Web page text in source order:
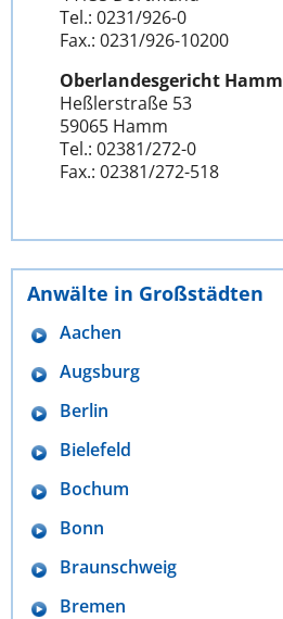
Tel.: 0231/926-0
Fax.: 0231/926-10200
Oberlandesgericht Hamm
Heßlerstraße 53
59065 Hamm
Tel.: 02381/272-0
Fax.: 02381/272-518
Anwälte in Großstädten
Aachen
Augsburg
Berlin
Bielefeld
Bochum
Bonn
Braunschweig
Bremen